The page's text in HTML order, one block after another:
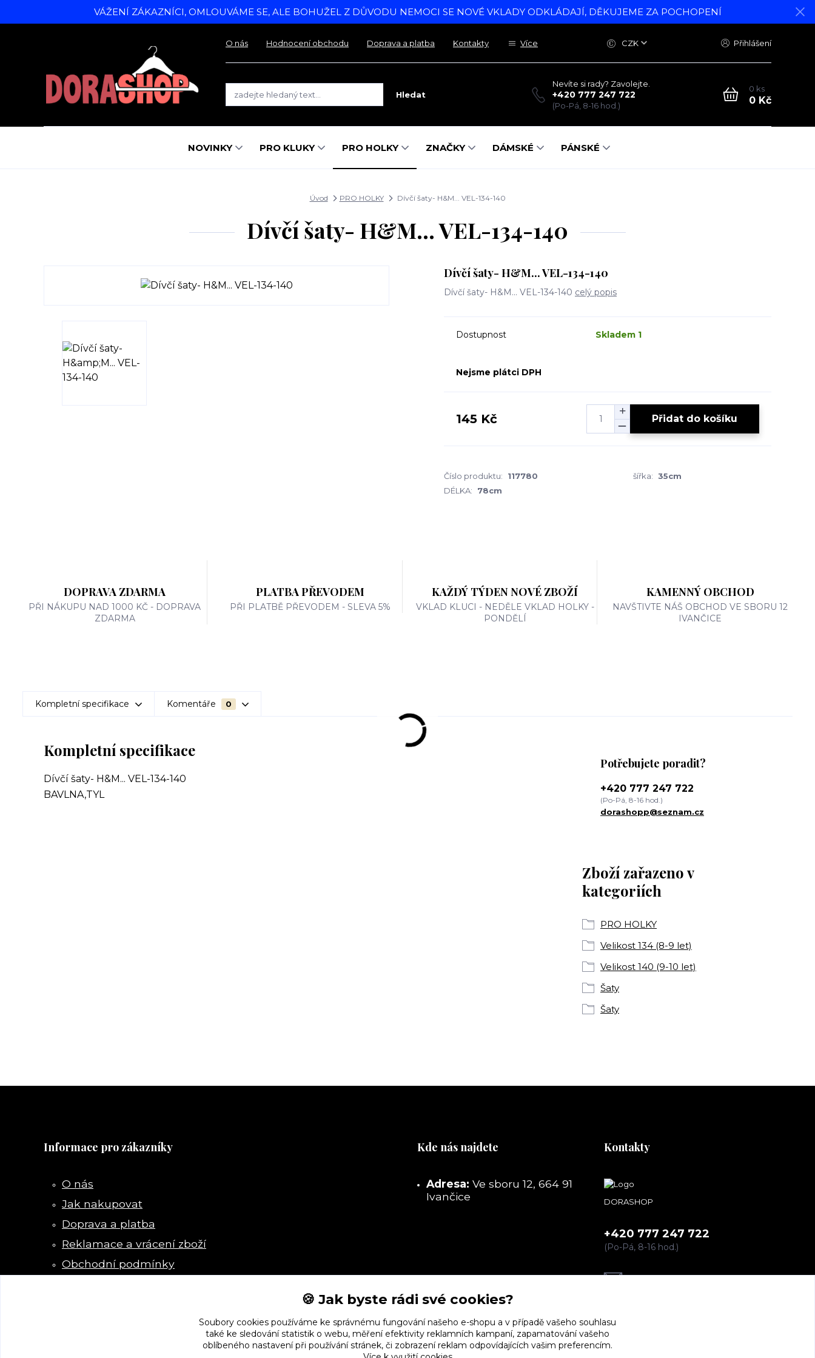
VÁŽENÍ ZÁKAZNÍCI, OMLOUVÁME SE, ALE BOHUŽEL Z DŮVODU NEMOCI SE NOVÉ VKLADY ODKLÁDAJÍ, DĚKUJEME ZA POCHOPENÍ
O nás Hodnocení obchodu Doprava a platba Kontakty Více CZK Přihlášení
Hledat
Nevíte si rady? Zavolejte.
+420 777 247 722
(Po-Pá, 8-16 hod.)
0 ks
0 Kč
NOVINKY PRO KLUKY PRO HOLKY ZNAČKY DÁMSKÉ PÁNSKÉ
Úvod PRO HOLKY Dívčí šaty- H&M... VEL-134-140
Dívčí šaty- H&M... VEL-134-140
Dívčí šaty- H&M... VEL-134-140
Dívčí šaty- H&M... VEL-134-140 celý popis
Dostupnost Skladem 1
Nejsme plátci DPH
145 Kč Přidat do košíku
Číslo produktu: 117780 šířka: 35cm
DÉLKA:
78cm
DOPRAVA ZDARMA
PŘI NÁKUPU NAD 1000 KČ - DOPRAVA
ZDARMA
PLATBA PŘEVODEM
PŘI PLATBĚ PŘEVODEM - SLEVA 5%
KAŽDÝ TÝDEN NOVÉ ZBOŽÍ
VKLAD KLUCI - NEDĚLE VKLAD HOLKY -
PONDĚLÍ
KAMENNÝ OBCHOD
NAVŠTIVTE NÁŠ OBCHOD VE SBORU 12
IVANČICE
Kompletní specifikace Komentáře 0
Kompletní specifikace
Dívčí šaty- H&M... VEL-134-140
BAVLNA,TYL
Zboží zařazeno v
kategoriích
PRO HOLKY
Velikost 134 (8-9 let)
Velikost 140 (9-10 let)
Šaty
Šaty
Potřebujete poradit?
+420 777 247 722
(Po-Pá, 8-16 hod.)
dorashopp@seznam.cz
Informace pro zákazníky
O nás
Jak nakupovat
Doprava a platba
Reklamace a vrácení zboží
Obchodní podmínky
Kde nás najdete
Adresa: Ve sboru 12, 664 91
Ivančice
Kontakty
DORASHOP
+420 777 247 722
(Po-Pá, 8-16 hod.)
dorashopp@seznam.cz
🍪 Jak byste rádi své cookies?
Soubory cookies používáme ke správnému fungování našeho e-shopu a v případě vašeho souhlasu
také ke sledování statistik o webu, měření efektivity reklamních kampaní, zapamatování vašeho
oblíbeného nastavení při používání stránek, či zobrazení reklam odpovídajících vašim preferencím.